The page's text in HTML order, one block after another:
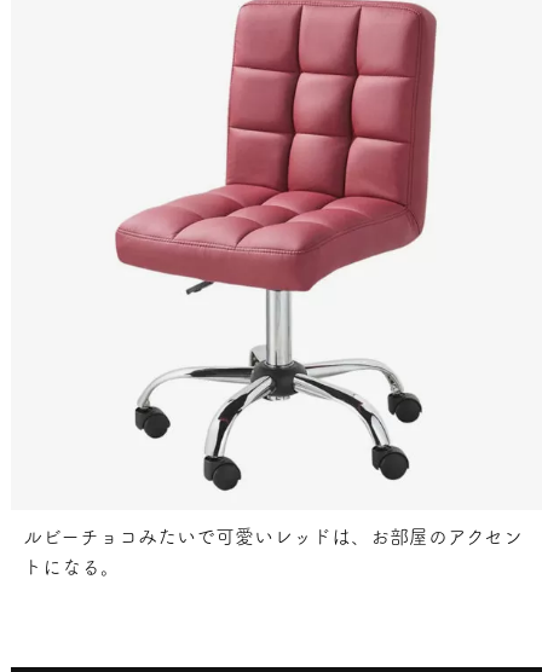
ルビーチョコみたいで可愛いレッドは、お部屋のアクセン
トになる。